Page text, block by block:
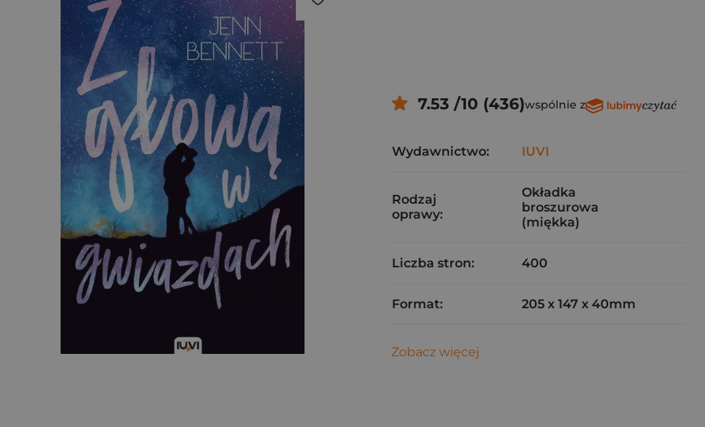
7.53 /10 (436)wspólnie z
Wydawnictwo: IUVI
Rodzaj
oprawy:
Okładka
broszurowa
(miękka)
Liczba stron: 400
Format: 205 x 147 x 40mm
Zobacz więcej